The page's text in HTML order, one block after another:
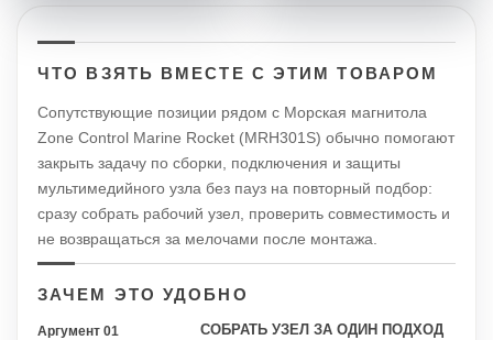
ЧТО ВЗЯТЬ ВМЕСТЕ С ЭТИМ ТОВАРОМ
Сопутствующие позиции рядом с Морская магнитола
Zone Control Marine Rocket (MRH301S) обычно помогают
закрыть задачу по сборки, подключения и защиты
мультимедийного узла без пауз на повторный подбор:
сразу собрать рабочий узел, проверить совместимость и
не возвращаться за мелочами после монтажа.
ЗАЧЕМ ЭТО УДОБНО
Аргумент 01 СОБРАТЬ УЗЕЛ ЗА ОДИН ПОДХОД